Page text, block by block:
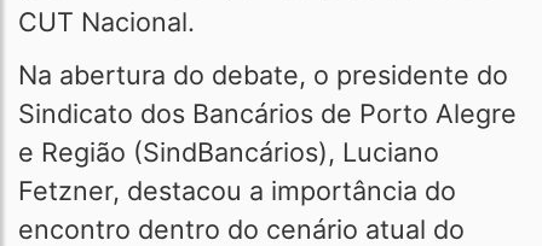
CUT Nacional.
Na abertura do debate, o presidente do
Sindicato dos Bancários de Porto Alegre
e Região (SindBancários), Luciano
Fetzner, destacou a importância do
encontro dentro do cenário atual do